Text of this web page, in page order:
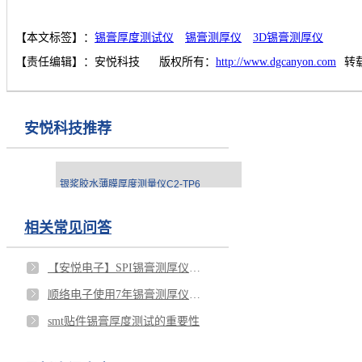
【本文标签】： 锡膏厚度测试仪 锡膏测厚仪
3D锡膏测厚仪
【责任编辑】： 安悦科技 版权所有： http://www.dgcanyon.com 转
安悦科技推荐
银浆胶水薄膜厚度测量仪C2-TP6
相关常见问答
smt贴件锡膏厚度测试的重要性